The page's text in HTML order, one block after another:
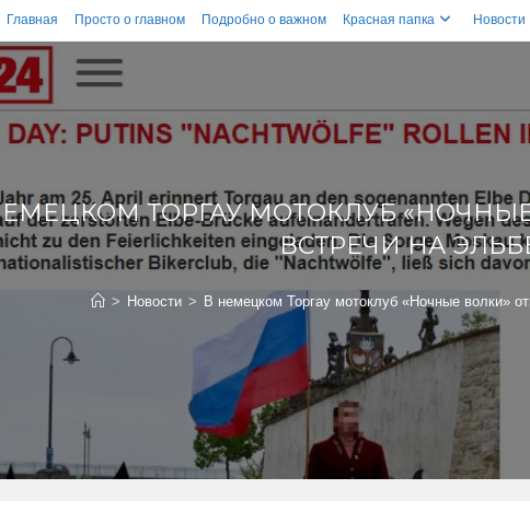
Главная Просто о главном Подробно о важном Красная папка Новости
ТОРГАУ МОТОКЛУБ
ВСТРЕЧИ НА
> Новости > В немецком Торгау мотоклуб «Ночные волки»